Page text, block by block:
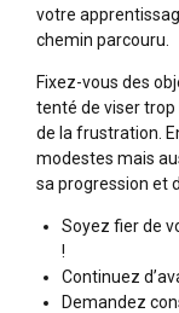
votre
chemin parcouru.
Fixez-vous des
tenté de viser trop
de la frustration.
modestes mais
sa progression et
Soyez fier de
!
Continuez
Demandez